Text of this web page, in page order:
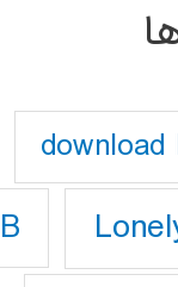
download